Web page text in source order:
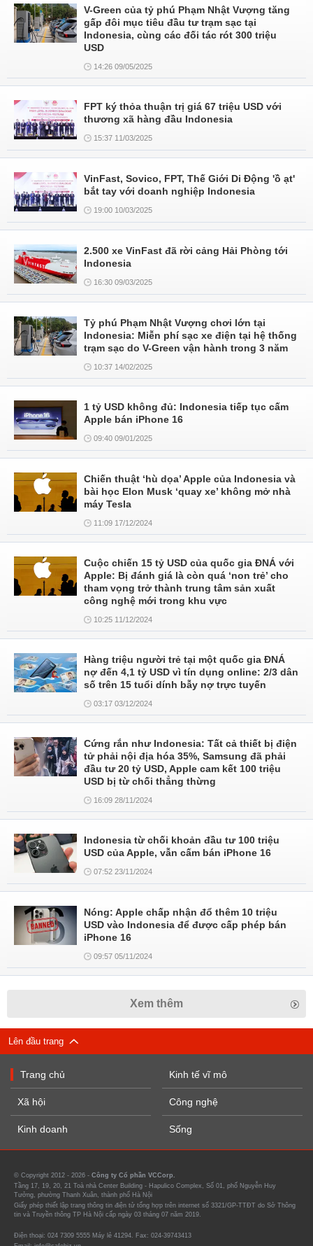
V-Green của tỷ phú Phạm Nhật Vượng tăng
gấp đôi mục tiêu đầu tư trạm sạc tại
Indonesia, cùng các đối tác rót 300 triệu
USD
14:26 09/05/2025
FPT ký thỏa thuận trị giá 67 triệu USD với
thương xã hàng đầu Indonesia
15:37 11/03/2025
VinFast, Sovico, FPT, Thế Giới Di Động 'ồ ạt'
bắt tay với doanh nghiệp Indonesia
19:00 10/03/2025
2.500 xe VinFast đã rời cảng Hải Phòng tới
Indonesia
16:30 09/03/2025
Tỷ phú Phạm Nhật Vượng chơi lớn tại
Indonesia: Miễn phí sạc xe điện tại hệ thống
trạm sạc do V-Green vận hành trong 3 năm
10:37 14/02/2025
1 tỷ USD không đủ: Indonesia tiếp tục cấm
Apple bán iPhone 16
09:40 09/01/2025
Chiến thuật ‘hù dọa’ Apple của Indonesia và
bài học Elon Musk ‘quay xe’ không mở nhà
máy Tesla
11:09 17/12/2024
Cuộc chiến 15 tỷ USD của quốc gia ĐNÁ với
Apple: Bị đánh giá là còn quá ‘non trẻ’ cho
tham vọng trở thành trung tâm sản xuất
công nghệ mới trong khu vực
10:25 11/12/2024
Hàng triệu người trẻ tại một quốc gia ĐNÁ
nợ đến 4,1 tỷ USD vì tín dụng online: 2/3 dân
số trên 15 tuổi dính bẫy nợ trực tuyến
03:17 03/12/2024
Cứng rắn như Indonesia: Tất cả thiết bị điện
tử phải nội địa hóa 35%, Samsung đã phải
đầu tư 20 tỷ USD, Apple cam kết 100 triệu
USD bị từ chối thẳng thừng
16:09 28/11/2024
Indonesia từ chối khoản đầu tư 100 triệu
USD của Apple, vẫn cấm bán iPhone 16
07:52 23/11/2024
Nóng: Apple chấp nhận đổ thêm 10 triệu
USD vào Indonesia để được cấp phép bán
iPhone 16
09:57 05/11/2024
Xem thêm
Lên đầu trang
Trang chủ
Xã hội
Kinh doanh
Kinh tế vĩ mô
Công nghệ
Sống
© Copyright 2012 - 2026 - Công ty Cổ phần VCCorp.
Tầng 17, 19, 20, 21 Toà nhà Center Building - Hapulico Complex, Số 01, phố Nguyễn Huy
Tưởng, phường Thanh Xuân, thành phố Hà Nội
Giấy phép thiết lập trang thông tin điện tử tổng hợp trên internet số 3321/GP-TTĐT do Sở Thông
tin và Truyền thông TP Hà Nội cấp ngày 03 tháng 07 năm 2019.
Điện thoại: 024 7309 5555 Máy lẻ 41294. Fax: 024-39743413